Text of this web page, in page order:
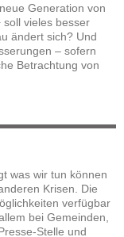
Generation von
soll vieles besser
ändert sich? Und
– sofern
Betrachtung von
was wir tun können
Krisen. Die
verfügbar
bei Gemeinden,
Stelle und